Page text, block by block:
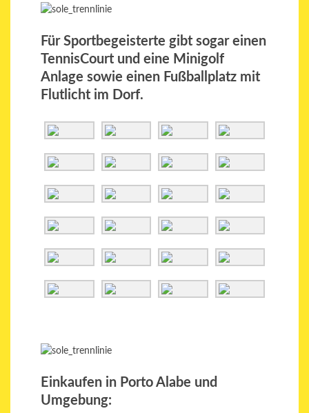
Für Sportbegeisterte gibt sogar einen
TennisCourt und eine Minigolf
Anlage sowie einen Fußballplatz mit
Flutlicht im Dorf.
Einkaufen in Porto Alabe und
Umgebung: